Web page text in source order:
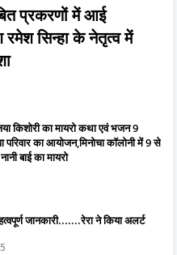
प्रकरणों में आई
रमेश सिन्हा के नेतृत्व में
किशोरी का मायरो कथा एवं भजन 9
का आयोजन,मिनोचा कॉलोनी में 9 से
बाई का मायरो
जानकारी.......रेरा ने किया अलर्ट